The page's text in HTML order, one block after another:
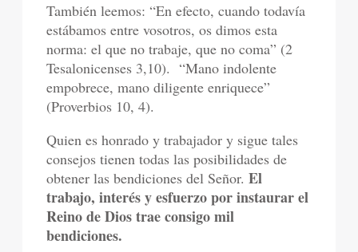
También leemos: “En efecto, cuando todavía
estábamos entre vosotros, os dimos esta
norma: el que no trabaje, que no coma” (2
Tesalonicenses 3,10). “Mano indolente
empobrece, mano diligente enriquece”
(Proverbios 10, 4).
Quien es honrado y trabajador y sigue tales
consejos tienen todas las posibilidades de
obtener las bendiciones del Señor.El
trabajo, interés y esfuerzo por instaurar el
Reino de Dios trae consigo mil
bendiciones.